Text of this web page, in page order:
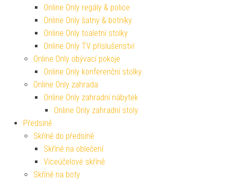
Online Only regály & police
Online Only šatny & botníky
Online Only toaletní stolky
Online Only TV příslušenství
Online Only obývací pokoje
Online Only konferenční stolky
Online Only zahrada
Online Only zahradní nábytek
Online Only zahradní stoly
Předsíně
Skříně do předsíně
Skříně na oblečení
Víceúčelové skříně
Skříně na boty